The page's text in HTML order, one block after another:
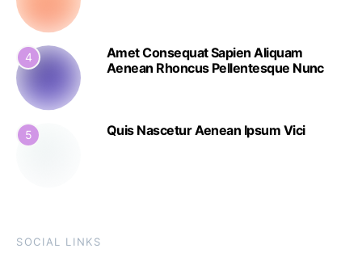
4
Amet Consequat Sapien Aliquam
Aenean Rhoncus Pellentesque Nunc
5 Quis Nascetur Aenean Ipsum Vici
SOCIAL LINKS